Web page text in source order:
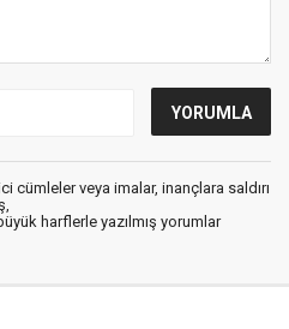
cümleler veya imalar, inançlara saldırı
harflerle yazılmış yorumlar